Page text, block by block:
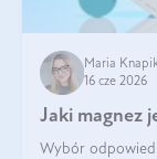
Maria
16 cze 2026
Jaki magnez
Wybór